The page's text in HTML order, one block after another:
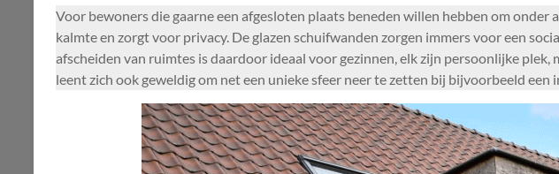
Voor bewoners die gaarne een afgesloten plaats beneden willen hebben om
kalmte en zorgt voor privacy. De glazen schuifwanden zorgen immers voor een
afscheiden van ruimtes is daardoor ideaal voor gezinnen, elk zijn persoonlijke
leent zich ook geweldig om net een unieke sfeer neer te zetten bij bijvoorbeeld een